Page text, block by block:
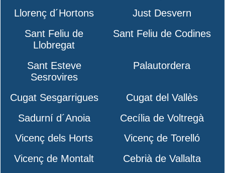
Llorenç d´Hortons
Just Desvern
Sant Feliu de
Llobregat
Sant Feliu de Codines
Sant Esteve
Sesrovires
Palautordera
Cugat Sesgarrigues
Cugat del Vallès
Sadurní d´Anoia
Cecília de Voltregà
Vicenç dels Horts
Vicenç de Torelló
Vicenç de Montalt
Cebrià de Vallalta